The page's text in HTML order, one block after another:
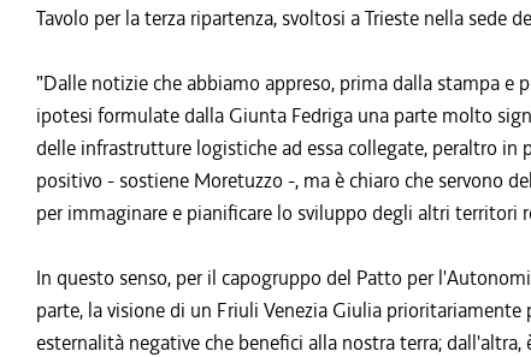
Tavolo per la terza ripartenza, svoltosi a Trieste nella sede
"Dalle notizie che abbiamo appreso, prima dalla stampa e
ipotesi formulate dalla Giunta Fedriga una parte molto
delle infrastrutture logistiche ad essa collegate, peraltro
positivo - sostiene Moretuzzo -, ma è chiaro che servono
per immaginare e pianificare lo sviluppo degli altri territori
In questo senso, per il capogruppo del Patto per
parte, la visione di un Friuli Venezia Giulia
esternalità negative che benefici alla nostra terra;